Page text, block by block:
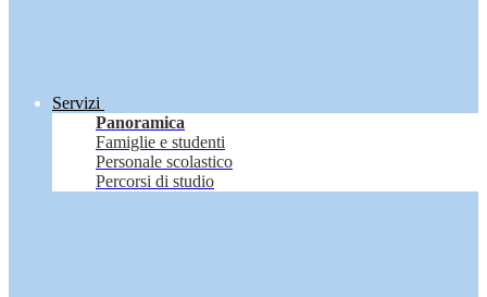
Servizi
Panoramica
Famiglie e studenti
Personale scolastico
Percorsi di studio